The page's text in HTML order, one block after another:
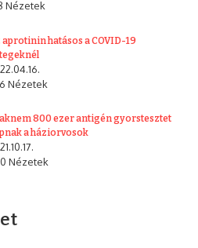
Nézetek
aprotinin hatásos a COVID-19
Nézetek
800 ezer antigén gyorstesztet
a háziorvosok
Nézetek